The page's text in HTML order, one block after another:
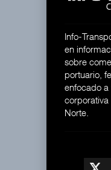
Info-
en
sobre
portuario,
enfocado
corporativa
Norte.